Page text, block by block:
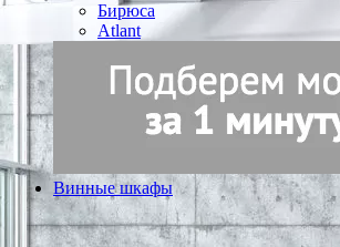
Бирюса
Atlant
Винные шкафы